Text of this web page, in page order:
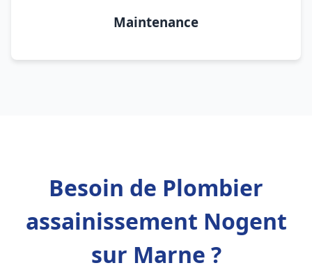
Maintenance
Besoin de Plombier
assainissement Nogent
sur Marne ?